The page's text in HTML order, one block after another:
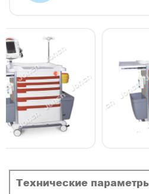
Технические